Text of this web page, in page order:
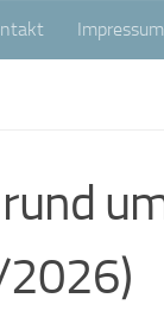
2026)